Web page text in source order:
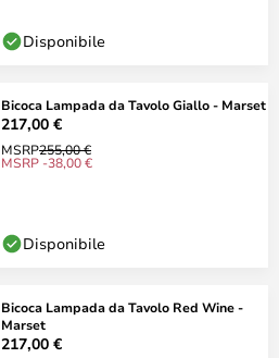
Disponibile
Bicoca Lampada da Tavolo Giallo - Marset
217,00 €
MSRP255,00 €
MSRP -38,00 €
Disponibile
Bicoca Lampada da Tavolo Red Wine -
Marset
217,00 €